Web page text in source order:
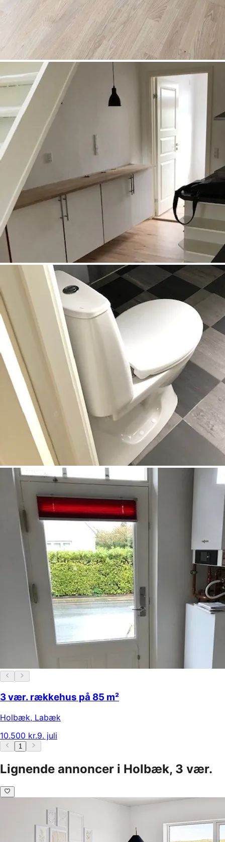
3 vær. rækkehus på 85 m²
Holbæk, Labæk
10.500 kr.9. juli
1
Lignende annoncer i Holbæk, 3 vær.